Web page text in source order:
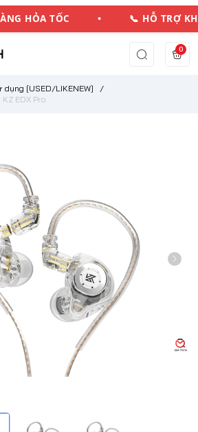
HÀNG HỎA TỐC • 📞 HỖ
0
[USED/LIKENEW]
/
EDX Pro